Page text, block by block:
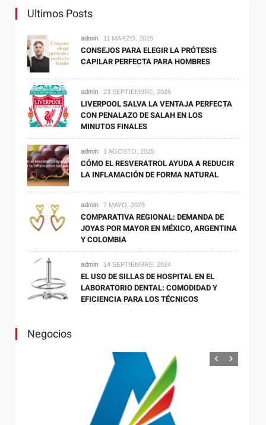
Cómo trabajar desde casa con una red VPN
Motor 17 mayo, 2021
Cómo quitar las manchas de óxido en la
carrocería del coche
Las 5 mejores VPN gratis para Android en el 2021
Ultimos Posts
admin 11 MARZO, 2026
CONSEJOS PARA ELEGIR LA PRÓTESIS
CAPILAR PERFECTA PARA HOMBRES
admin 23 SEPTIEMBRE, 2025
LIVERPOOL SALVA LA VENTAJA PERFECTA
CON PENALAZO DE SALAH EN LOS
MINUTOS FINALES
admin 1 AGOSTO, 2025
CÓMO EL RESVERATROL AYUDA A REDUCIR
LA INFLAMACIÓN DE FORMA NATURAL
admin 7 MAYO, 2025
COMPARATIVA REGIONAL: DEMANDA DE
JOYAS POR MAYOR EN MÉXICO, ARGENTINA
Y COLOMBIA
admin 14 SEPTIEMBRE, 2024
EL USO DE SILLAS DE HOSPITAL EN EL
LABORATORIO DENTAL: COMODIDAD Y
EFICIENCIA PARA LOS TÉCNICOS
Negocios